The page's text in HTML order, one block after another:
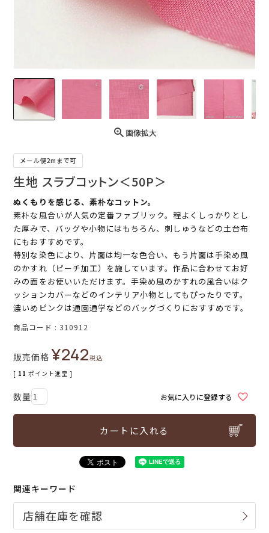
画像拡大
メール便2mまで可
生地 スラブコットン＜50P＞
ぬくもりを感じる、素朴なコットン。
素朴な風合いが人気の定番ファブリック。程よくしっかりとし
た厚みで、バッグや小物にはもちろん、刺しゅうなどの土台布
にもおすすめです。
特別な染色により、片面は均一な色合い、もう片面は手染め風
のかすれ（ピーチ加工）を施しています。作品に合わせてお好
みの面をお使いいただけます。手染め風のかすれの風合いはク
ッションカバーなどのインテリア小物としてもぴったりです。
濃いめピンクは通園通学などのバッグづくりにおすすめです。
商品コード 310912
販売価格 ¥242税込
[ 11 ポイント進呈 ]
お気に入りに登録する
カートに入れる
関連キーワード